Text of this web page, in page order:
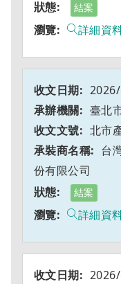
結案
詳細資
臺北
北市
台
份有限公司
結案
詳細資